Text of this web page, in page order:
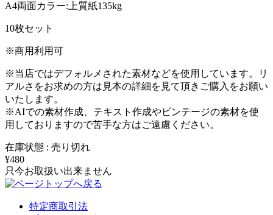
A4両面カラー:上質紙135kg
10枚セット
※商用利用可
※当店ではデフォルメされた素材などを使用しています。リ
アルさをお求めの方は見本の詳細を見て頂きご購入をお願い
いたします。
※AIでの素材作成、テキスト作成やビンテージの素材を使
用しておりますので苦手な方はご遠慮ください。
在庫状態 : 売り切れ
¥480
只今お取扱い出来ません
特定商取引法